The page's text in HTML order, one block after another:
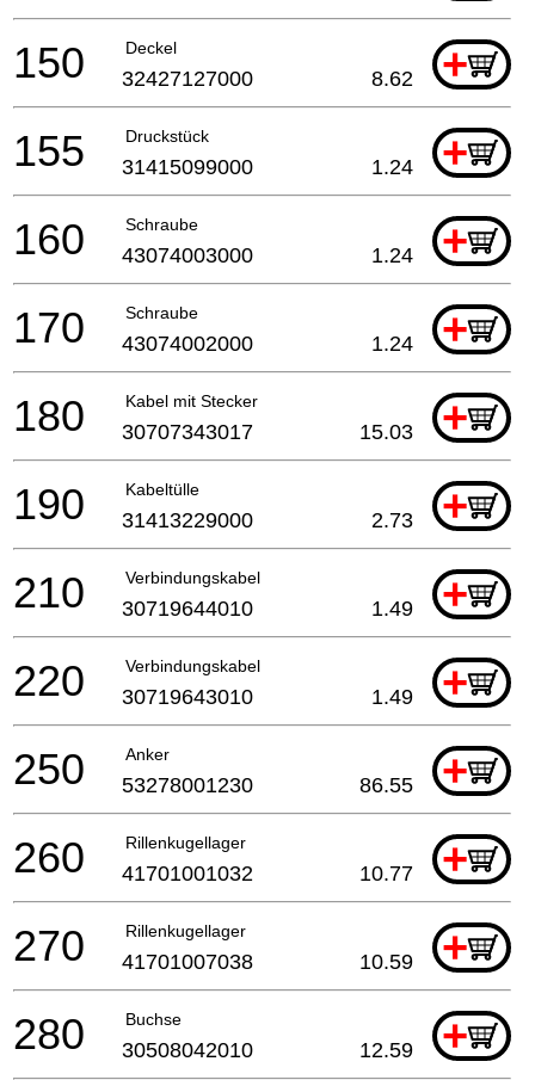
Deckel +
150 32427127000 8.62
Druckstück +
155 31415099000 1.24
Schraube +
160 43074003000 1.24
Schraube +
170 43074002000 1.24
Kabel mit Stecker +
180 30707343017 15.03
Kabeltülle +
190 31413229000 2.73
Verbindungskabel +
210 30719644010 1.49
Verbindungskabel +
220 30719643010 1.49
Anker +
250 53278001230 86.55
Rillenkugellager +
260 41701001032 10.77
Rillenkugellager +
270 41701007038 10.59
Buchse +
280 30508042010 12.59